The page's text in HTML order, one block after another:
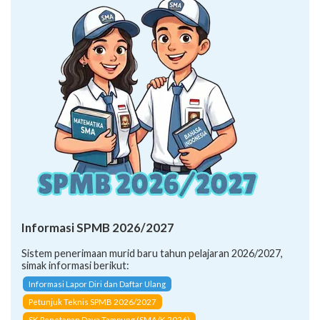
Informasi SPMB 2026/2027
Sistem penerimaan murid baru tahun pelajaran 2026/2027,
simak informasi berikut:
Informasi Lapor Diri dan Daftar Ulang
Petunjuk Teknis SPMB 2026/2027